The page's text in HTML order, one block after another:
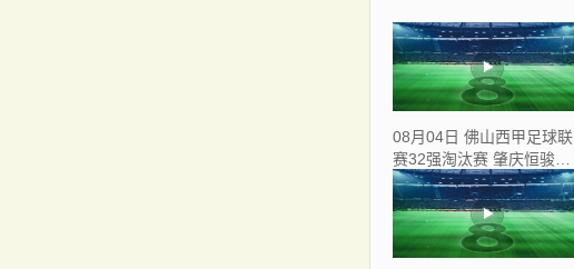
08月04日 佛山西甲足球联
赛32强淘汰赛 肇庆恒骏成
VS 三七互娱 全场录像